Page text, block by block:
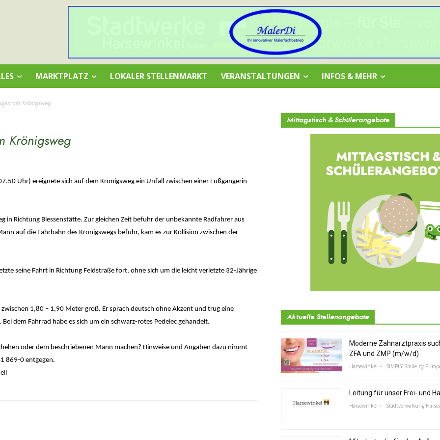
MARKTPLATZ LOKALER STELLENMARKT VERANSTALTUNGEN INFOS & MEHR
am Krönigsweg
Krönigsweg
Uhr) ereignete sich auf dem Krönigsweg ein Unfall zwischen einer Fußgängerin
in Richtung Blessenstätte. Zur gleichen Zeit befuhr der unbekannte Radfahrer aus
auf die Fahrbahn des Krönigswegs befuhr, kam es zur Kollision zwischen der
seine Fahrt in Richtung Feldstraße fort, ohne sich um die leicht verletzte 32-Jährige
1,80 – 1,90 Meter groß. Er sprach deutsch ohne Akzent und trug eine
dem Fahrrad habe es sich um ein schwarz-rotes Pedelec gehandelt.
oder dem beschriebenen Mann machen? Hinweise und Angaben dazu nimmt
869-0 entgegen.
Mittagstisch & Schülerangebote
Aktuelle Stellenangebote
Moderne Zahnarztpraxis
ZFA und ZMP (m/w/d)
Harsewinkel SIMPLY Smile by
Leitung für unser Frei- und
Harsewinkel Stadtverwaltung